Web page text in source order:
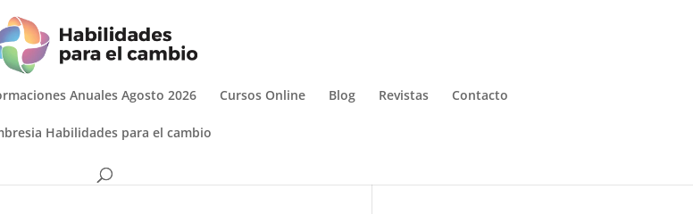
Anuales Agosto 2026 Cursos Online Blog Revistas Contacto
Habilidades para el cambio